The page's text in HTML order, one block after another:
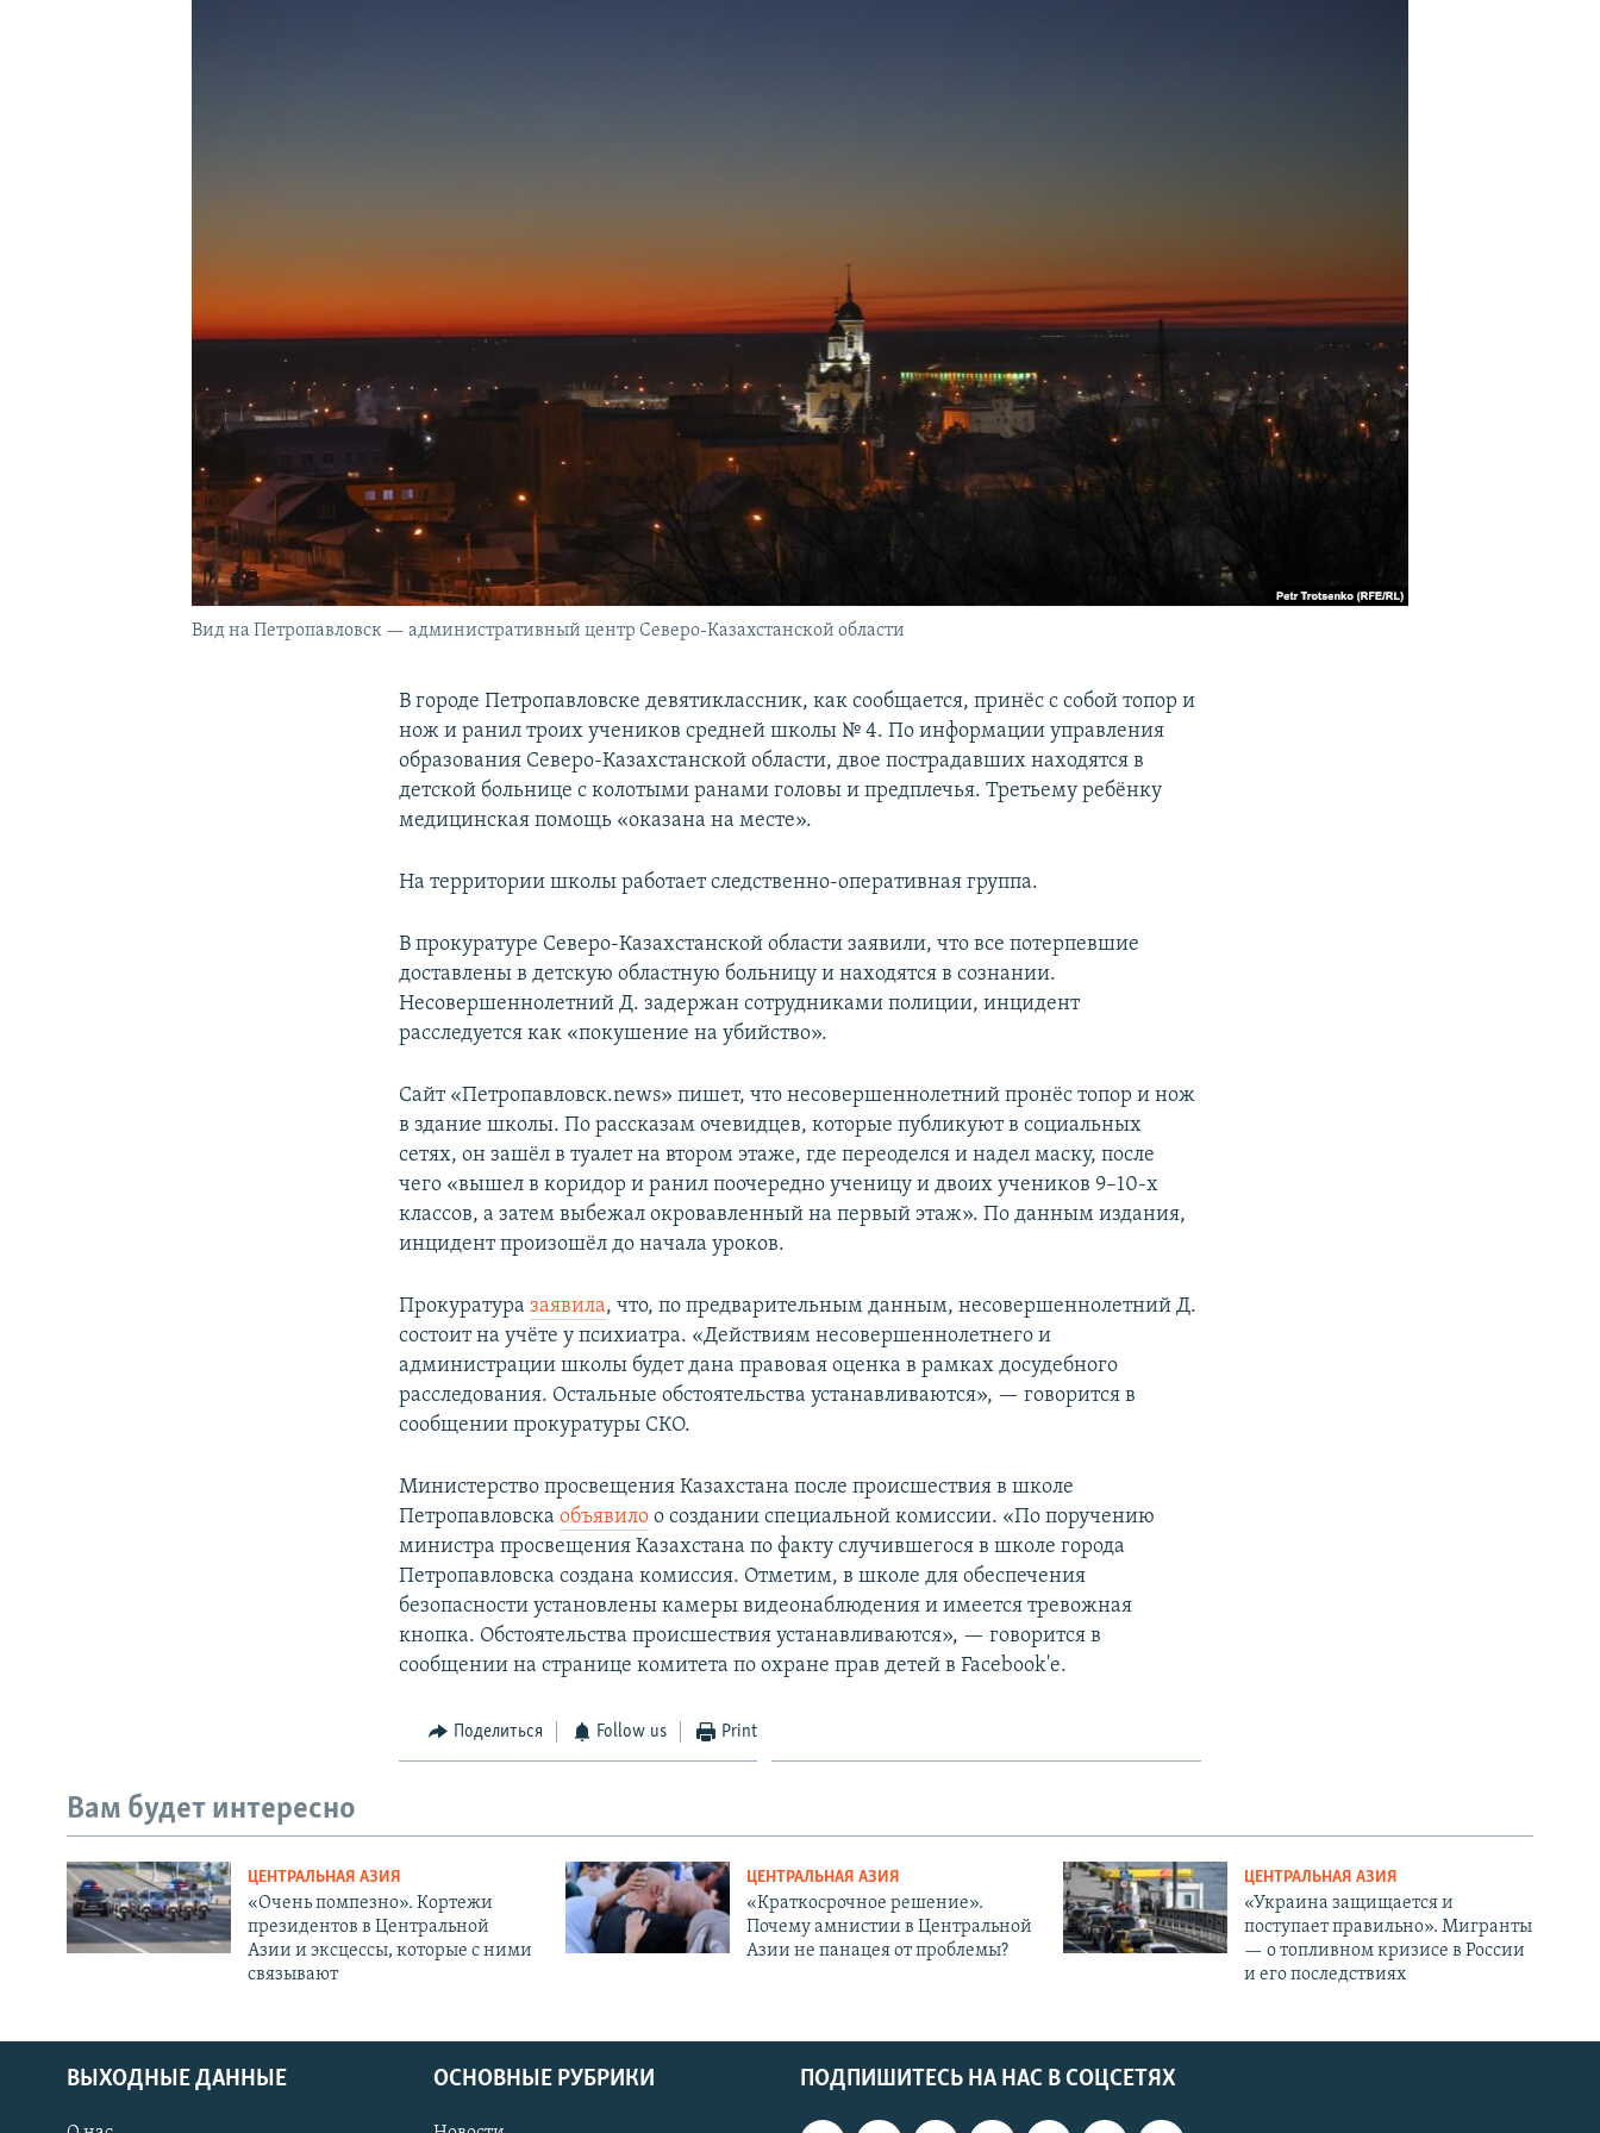
Вид на Петропавловск — административный центр Северо-Казахстанской области
В городе Петропавловске девятиклассник, как сообщается, принёс с собой топор и
нож и ранил троих учеников средней школы № 4. По информации управления
образования Северо-Казахстанской области, двое пострадавших находятся в
детской больнице с колотыми ранами головы и предплечья. Третьему ребёнку
медицинская помощь «оказана на месте».
На территории школы работает следственно-оперативная группа.
В прокуратуре Северо-Казахстанской области заявили, что все потерпевшие
доставлены в детскую областную больницу и находятся в сознании.
Несовершеннолетний Д. задержан сотрудниками полиции, инцидент
расследуется как «покушение на убийство».
Сайт «Петропавловск.news» пишет, что несовершеннолетний пронёс топор и нож
в здание школы. По рассказам очевидцев, которые публикуют в социальных
сетях, он зашёл в туалет на втором этаже, где переоделся и надел маску, после
чего «вышел в коридор и ранил поочередно ученицу и двоих учеников 9–10-х
классов, а затем выбежал окровавленный на первый этаж». По данным издания,
инцидент произошёл до начала уроков.
Прокуратуразаявила, что, по предварительным данным, несовершеннолетний Д.
состоит на учёте у психиатра. «Действиям несовершеннолетнего и
администрации школы будет дана правовая оценка в рамках досудебного
расследования. Остальные обстоятельства устанавливаются», — говорится в
сообщении прокуратуры СКО.
Министерство просвещения Казахстана после происшествия в школе
Петропавловскаобъявило о создании специальной комиссии. «По поручению
министра просвещения Казахстана по факту случившегося в школе города
Петропавловска создана комиссия. Отметим, в школе для обеспечения
безопасности установлены камеры видеонаблюдения и имеется тревожная
кнопка. Обстоятельства происшествия устанавливаются», — говорится в
сообщении на странице комитета по охране прав детей в Facebook'e.
Поделиться Follow us Print
Вам будет интересно
ЦЕНТРАЛЬНАЯ АЗИЯ
«Очень помпезно». Кортежи
президентов в Центральной
Азии и эксцессы, которые с ними
связывают
ЦЕНТРАЛЬНАЯ АЗИЯ
«Краткосрочное решение».
Почему амнистии в Центральной
Азии не панацея от проблемы?
ЦЕНТРАЛЬНАЯ АЗИЯ
«Украина защищается и
поступает правильно». Мигранты
— о топливном кризисе в России
и его последствиях
ПОДПИШИТЕСЬ НА НАС В СОЦСЕТЯХ
ВЫХОДНЫЕ ДАННЫЕ ОСНОВНЫЕ РУБРИКИ